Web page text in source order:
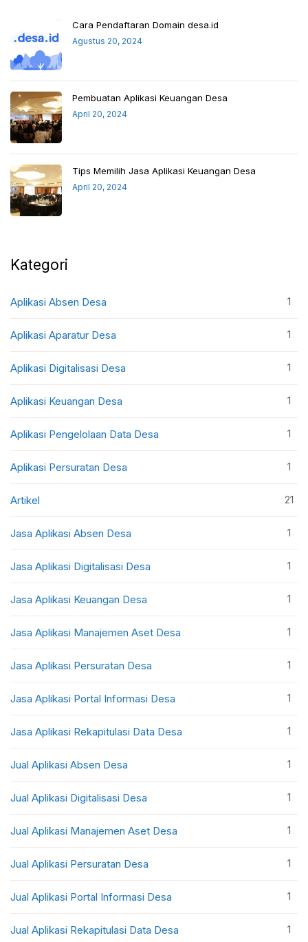
Cara Pendaftaran Domain desa.id
Agustus 20, 2024
Pembuatan Aplikasi Keuangan Desa
April 20, 2024
Tips Memilih Jasa Aplikasi Keuangan Desa
April 20, 2024
Kategori
Aplikasi Absen Desa 1
Aplikasi Aparatur Desa 1
Aplikasi Digitalisasi Desa 1
Aplikasi Keuangan Desa 1
Aplikasi Pengelolaan Data Desa 1
Aplikasi Persuratan Desa 1
Artikel 21
Jasa Aplikasi Absen Desa 1
Jasa Aplikasi Digitalisasi Desa 1
Jasa Aplikasi Keuangan Desa 1
Jasa Aplikasi Manajemen Aset Desa 1
Jasa Aplikasi Persuratan Desa 1
Jasa Aplikasi Portal Informasi Desa 1
Jasa Aplikasi Rekapitulasi Data Desa 1
Jual Aplikasi Absen Desa 1
Jual Aplikasi Digitalisasi Desa 1
Jual Aplikasi Manajemen Aset Desa 1
Jual Aplikasi Persuratan Desa 1
Jual Aplikasi Portal Informasi Desa 1
Jual Aplikasi Rekapitulasi Data Desa 1